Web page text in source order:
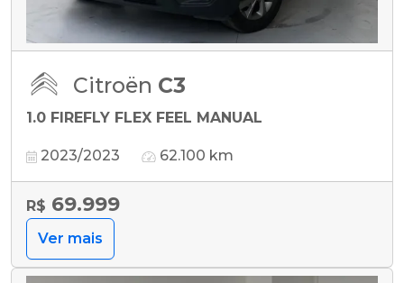
Citroën C3
1.0 FIREFLY FLEX FEEL MANUAL
2023/2023 62.100 km
R$ 69.999
Ver mais